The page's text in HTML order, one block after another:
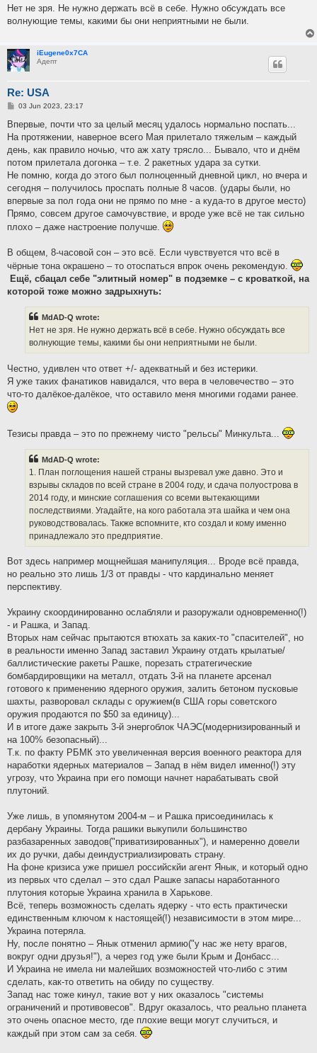
Нет не зря. Не нужно держать всё в себе. Нужно обсуждать все
волнующие темы, какими бы они неприятными не были.
iEugene0x7CA
Адепт
Re: USA
P
s
03 Jun 2023, 23:17
Впервые, почти что за целый месяц удалось нормально поспать...
На протяжении, наверное всего Мая прилетало тяжелым – каждый
день, как правило ночью, что аж хату трясло... Бывало, что и днём
потом прилетала догонка – т.е. 2 ракетных удара за сутки.
Не помню, когда до этого был полноценный дневной цикл, но вчера и
сегодня – получилось проспать полные 8 часов. (удары были, но
впервые за пол года они не прямо по мне - а куда-то в другое место)
Прямо, совсем другое самочувствие, и вроде уже всё не так сильно
плохо – даже настроение получше.
В общем, 8-часовой сон – это всё. Если чувствуется что всё в
чёрные тона окрашено – то отоспаться впрок очень рекомендую.
Ещё, сбацал себе "элитный номер" в подземке – с кроваткой, на
которой тоже можно задрыхнуть:
MdAD-Q wrote:
Нет не зря. Не нужно держать всё в себе. Нужно обсуждать все
волнующие темы, какими бы они неприятными не были.
Честно, удивлен что ответ +/- адекватный и без истерики.
Я уже таких фанатиков навидался, что вера в человечество – это
что-то далёкое-далёкое, что оставило меня многими годами ранее.
Тезисы правда – это по прежнему чисто "рельсы" Минкульта...
MdAD-Q wrote:
1. План поглощения нашей страны вызревал уже давно. Это и
взрывы складов по всей стране в 2004 году, и сдача полуострова в
2014 году, и минские соглашения со всеми вытекающими
последствиями. Угадайте, на кого работала эта шайка и чем она
руководствовалась. Также вспомните, кто создал и кому именно
принадлежало это предприятие.
Вот здесь например мощнейшая манипуляция... Вроде всё правда,
но реально это лишь 1/3 от правды - что кардинально меняет
перспективу.
Украину скоординированно ослабляли и разоружали одновременно(!)
- и Рашка, и Запад.
Вторых нам сейчас прытаются втюхать за каких-то "спасителей", но
в реальности именно Запад заставил Украину отдать крылатые/
баллистические ракеты Рашке, порезать стратегические
бомбардировщики на металл, отдать 3-й на планете арсенал
готового к применению ядерного оружия, залить бетоном пусковые
шахты, разворовал склады с оружием(в США горы советского
оружия продаются по $50 за единицу)...
И в итоге даже закрыть 3-й энергоблок ЧАЭС(модернизированный и
на 100% безопасный)...
Т.к. по факту РБМК это увеличенная версия военного реактора для
наработки ядерных материалов – Запад в нём видел именно(!) эту
угрозу, что Украина при его помощи начнет нарабатывать свой
плутоний.
Уже лишь, в упомянутом 2004-м – и Рашка присоединилась к
дербану Украины. Тогда рашики выкупили большинство
разбазаренных заводов("приватизированных"), и намеренно довели
их до ручки, дабы деиндустриализировать страну.
На фоне кризиса уже пришел российскйи агент Янык, и который одно
из первых что сделал – это сдал Рашке запасы наработанного
плутония которые Украина хранила в Харькове.
Всё, теперь возможность сделать ядерку - что есть практически
единственным ключом к настоящей(!) независимости в этом мире...
Украина потеряла.
Ну, после понятно – Янык отменил армию("у нас же нету врагов,
вокруг одни друзья!"), а через год уже были Крым и Донбасс...
И Украина не имела ни малейших возможностей что-либо с этим
сделать, как-то ответить на обиду по существу.
Запад нас тоже кинул, такие вот у них оказалось "системы
ограничений и противовесов". Вдруг оказалось, что реально планета
это очень опасное место, где плохие вещи могут случиться, и
каждый при этом сам за себя.